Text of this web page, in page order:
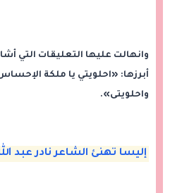
وانهالت عليها التعليقات التي
أبرزها: «احلويتي يا ملكة
واحلويتى».
إليسا تهنئ الشاعر نادر عبد